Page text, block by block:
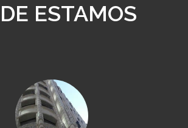
ESTAMOS